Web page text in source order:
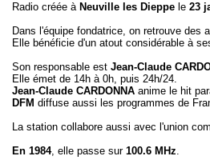
Radio créée à Neuville les Dieppe le 23
Dans l'équipe fondatrice, on retrouve des
Elle bénéficie d'un atout considérable à
Son responsable est Jean-Claude
Elle émet de 14h à 0h, puis 24h/24.
Jean-Claude CARDONNA anime le hit
DFM diffuse aussi les programmes de
La station collabore aussi avec l'union
En 1984, elle passe sur 100.6 MHz.